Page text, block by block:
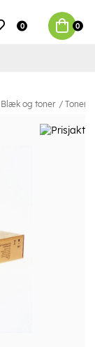
0 0
Blæk og toner Toner